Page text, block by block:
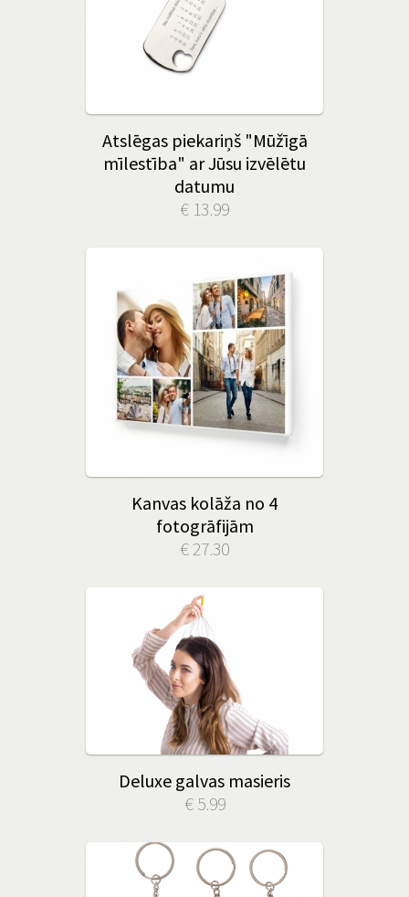
Atslēgas piekariņš "Mūžīgā
mīlestība" ar Jūsu izvēlētu
datumu
€ 13.99
Kanvas kolāža no 4
fotogrāfijām
€ 27.30
Deluxe galvas masieris
€ 5.99